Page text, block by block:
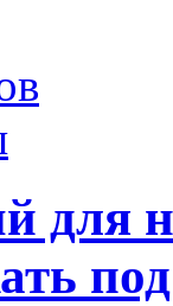
для